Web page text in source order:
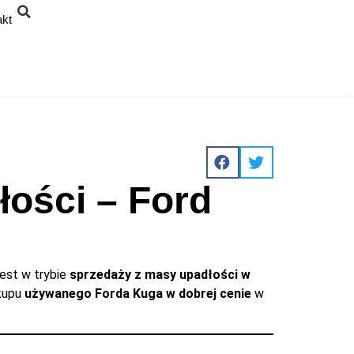
– Ford
w trybie sprzedaży z masy upadłości w
używanego Forda Kuga w dobrej cenie w